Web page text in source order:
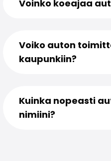
Voinko koeajaa
Voiko auton
kaupunkiin?
Kuinka nopeasti
nimiini?